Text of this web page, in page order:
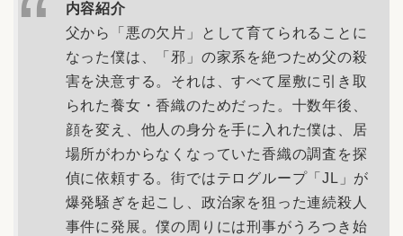
内容紹介
父から「悪の欠片」として育てられることに
なった僕は、「邪」の家系を絶つため父の殺
害を決意する。それは、すべて屋敷に引き取
られた養女・香織のためだった。十数年後、
顔を変え、他人の身分を手に入れた僕は、居
場所がわからなくなっていた香織の調査を探
偵に依頼する。街ではテログループ「JL」が
爆発騒ぎを起こし、政治家を狙った連続殺人
事件に発展。僕の周りには刑事がうろつき始